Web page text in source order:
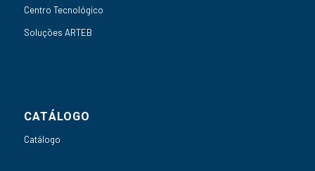
Centro Tecnológico
Soluções ARTEB
CATÁLOGO
Catálogo